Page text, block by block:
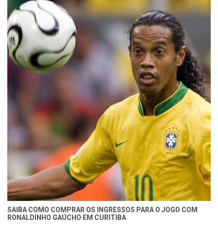
SAIBA COMO COMPRAR OS INGRESSOS PARA O JOGO COM
RONALDINHO GAÚCHO EM CURITIBA